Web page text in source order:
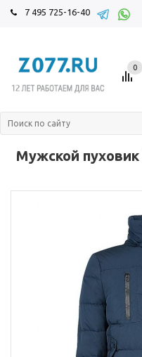
7 495 725-16-40
0
Мужской пуховик